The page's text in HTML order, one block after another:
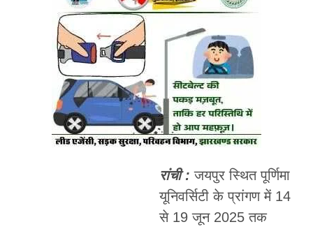
रांची : जयपुर स्थित पूर्णिमा
यूनिवर्सिटी के प्रांगण में 14
से 19 जून 2025 तक